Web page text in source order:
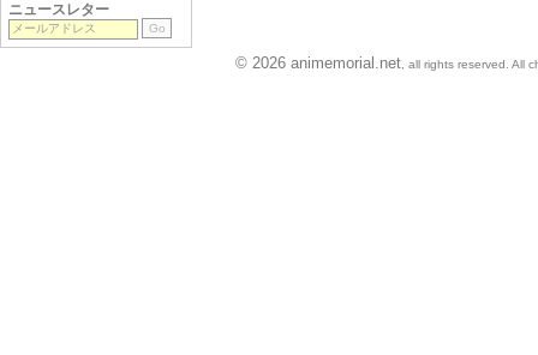
ニュースレター
© 2026 animemorial.net , all rights reserved. All